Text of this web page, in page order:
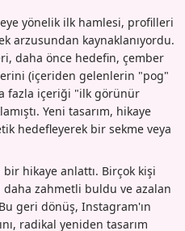
yönelik ilk hamlesi, profilleri
arzusundan kaynaklanıyordu.
daha önce hedefin, çember
(içeriden gelenlerin "pog"
fazla içeriği "ilk görünür
Yeni tasarım, hikaye
hedefleyerek bir sekme veya
bir hikaye anlattı. Birçok kişi
zahmetli buldu ve azalan
geri dönüş, Instagram'ın
radikal yeniden tasarım